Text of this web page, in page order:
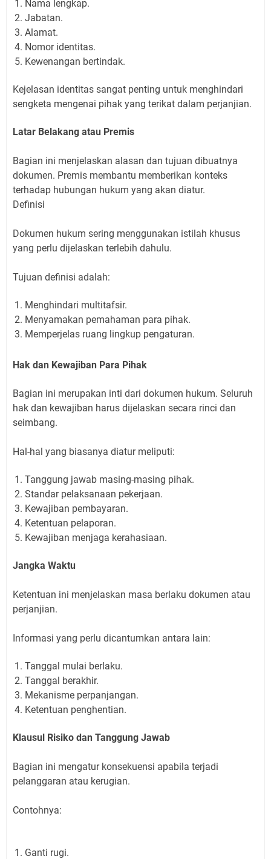
Nama lengkap.
Jabatan.
Alamat.
Nomor identitas.
Kewenangan bertindak.
Kejelasan identitas sangat penting untuk menghindari
sengketa mengenai pihak yang terikat dalam perjanjian.
Latar Belakang atau Premis
Bagian ini menjelaskan alasan dan tujuan dibuatnya
dokumen. Premis membantu memberikan konteks
terhadap hubungan hukum yang akan diatur.
Definisi
Dokumen hukum sering menggunakan istilah khusus
yang perlu dijelaskan terlebih dahulu.
Tujuan definisi adalah:
Menghindari multitafsir.
Menyamakan pemahaman para pihak.
Memperjelas ruang lingkup pengaturan.
Hak dan Kewajiban Para Pihak
Bagian ini merupakan inti dari dokumen hukum. Seluruh
hak dan kewajiban harus dijelaskan secara rinci dan
seimbang.
Hal-hal yang biasanya diatur meliputi:
Tanggung jawab masing-masing pihak.
Standar pelaksanaan pekerjaan.
Kewajiban pembayaran.
Ketentuan pelaporan.
Kewajiban menjaga kerahasiaan.
Jangka Waktu
Ketentuan ini menjelaskan masa berlaku dokumen atau
perjanjian.
Informasi yang perlu dicantumkan antara lain:
Tanggal mulai berlaku.
Tanggal berakhir.
Mekanisme perpanjangan.
Ketentuan penghentian.
Klausul Risiko dan Tanggung Jawab
Bagian ini mengatur konsekuensi apabila terjadi
pelanggaran atau kerugian.
Contohnya:
Ganti rugi.